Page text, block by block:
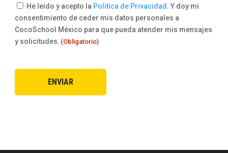
Consentimiento
(Obligatorio)
He leído y acepto la Politíca de Privacidad . Y doy mi
consentimiento de ceder mis datos personales a
CocoSchool México para que pueda atender mis mensajes
y solicitudes. (Obligatorio)